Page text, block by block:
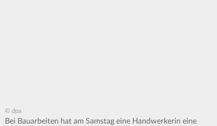
© dpa
Bei Bauarbeiten hat am Samstag eine Handwerkerin eine